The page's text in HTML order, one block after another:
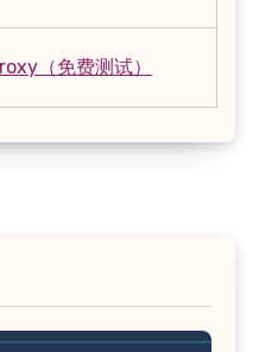
（免费测试）